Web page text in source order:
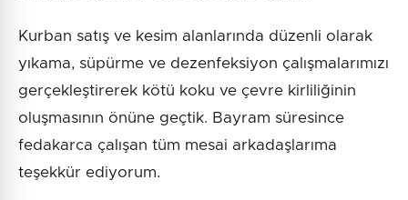
Kurban satış ve kesim alanlarında düzenli olarak
yıkama, süpürme ve dezenfeksiyon çalışmalarımızı
gerçekleştirerek kötü koku ve çevre kirliliğinin
oluşmasının önüne geçtik. Bayram süresince
fedakarca çalışan tüm mesai arkadaşlarıma
teşekkür ediyorum.